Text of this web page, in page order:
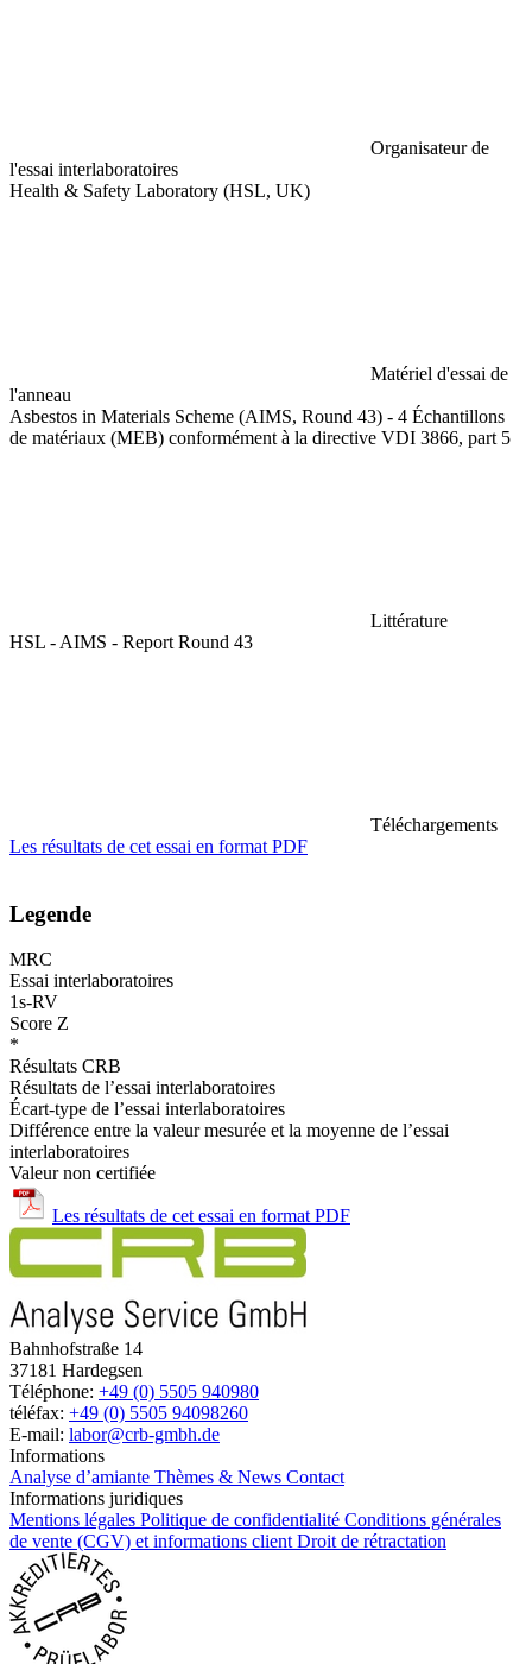
Organisateur de
l'essai interlaboratoires
Health & Safety Laboratory (HSL, UK)
Matériel d'essai de
l'anneau
Asbestos in Materials Scheme (AIMS, Round 43) - 4 Échantillons
de matériaux (MEB) conformément à la directive VDI 3866, part 5
Littérature
HSL - AIMS - Report Round 43
Téléchargements
Les résultats de cet essai en format PDF
Legende
MRC
Essai interlaboratoires
1s-RV
Score Z
*
Résultats CRB
Résultats de l’essai interlaboratoires
Écart-type de l’essai interlaboratoires
Différence entre la valeur mesurée et la moyenne de l’essai
interlaboratoires
Valeur non certifiée
Les résultats de cet essai en format PDF
Bahnhofstraße 14
37181 Hardegsen
Téléphone: +49 (0) 5505 940980
téléfax: +49 (0) 5505 94098260
E-mail: labor@crb-gmbh.de
Informations
Analyse d’amiante Thèmes & News Contact
Informations juridiques
Mentions légales Politique de confidentialité Conditions générales
de vente (CGV) et informations client Droit de rétractation